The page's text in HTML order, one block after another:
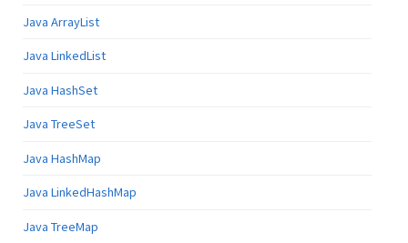
Java ArrayList
Java LinkedList
Java HashSet
Java TreeSet
Java HashMap
Java LinkedHashMap
Java TreeMap